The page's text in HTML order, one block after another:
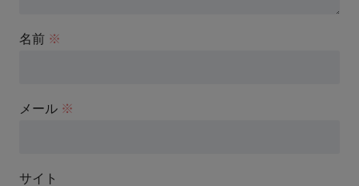
名前 ※
メール ※
サイト